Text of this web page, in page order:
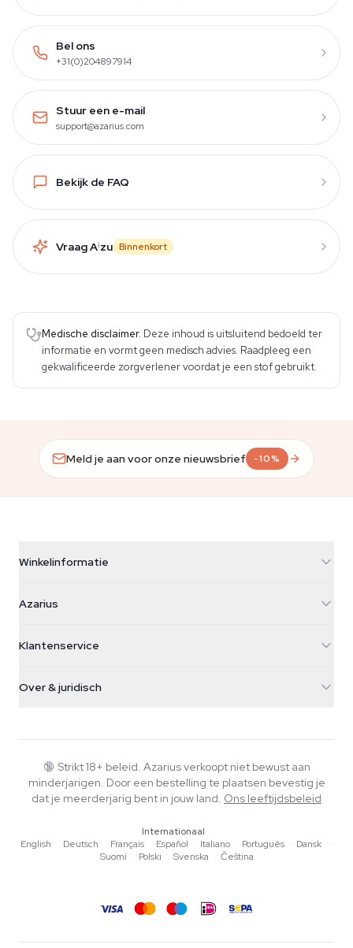
Bel ons
+31(0)204897914
Stuur een e-mail
support@azarius.com
Bekijk de FAQ
Vraag Aizu Binnenkort
Medische disclaimer. Deze inhoud is uitsluitend bedoeld ter
informatie en vormt geen medisch advies. Raadpleeg een
gekwalificeerde zorgverlener voordat je een stof gebruikt.
Meld je aan voor onze nieuwsbrief -10%
Winkelinformatie
Galvaniweg 11
Nederland
+31(0)204897914
Azarius
Smokeshop
Klantenservice
Retourbeleid
Veelgestelde vragen
Privacybeleid
Over & juridisch
Wiki
Muziek
Redactionele normen
Tools & Calculators
🔞 Strikt 18+ beleid. Azarius verkoopt niet bewust aan
minderjarigen. Door een bestelling te plaatsen bevestig je
dat je meerderjarig bent in jouw land. Ons leeftijdsbeleid
Internationaal
English
·Deutsch ·Français ·Español ·Italiano ·Português ·Dansk
·
Suomi
·Polski ·Svenska ·Čeština